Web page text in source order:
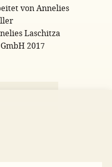
von Annelies
Laschitza
2017